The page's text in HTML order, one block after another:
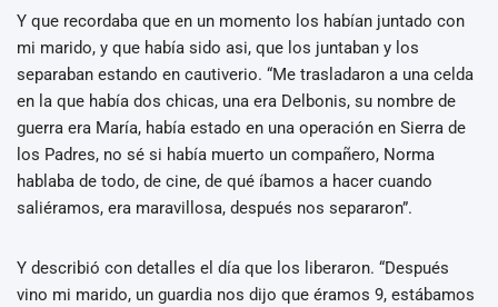
Y que recordaba que en un momento los habían juntado con
mi marido, y que había sido asi, que los juntaban y los
separaban estando en cautiverio. “Me trasladaron a una celda
en la que había dos chicas, una era Delbonis, su nombre de
guerra era María, había estado en una operación en Sierra de
los Padres, no sé si había muerto un compañero, Norma
hablaba de todo, de cine, de qué íbamos a hacer cuando
saliéramos, era maravillosa, después nos separaron”.
Y describió con detalles el día que los liberaron. “Después
vino mi marido, un guardia nos dijo que éramos 9, estábamos